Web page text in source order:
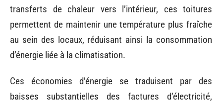
transferts de chaleur vers l’intérieur, ces toitures
permettent de maintenir une température plus fraîche
au sein des locaux, réduisant ainsi la consommation
d’énergie liée à la climatisation.
Ces économies d’énergie se traduisent par des
baisses substantielles des factures d’électricité,